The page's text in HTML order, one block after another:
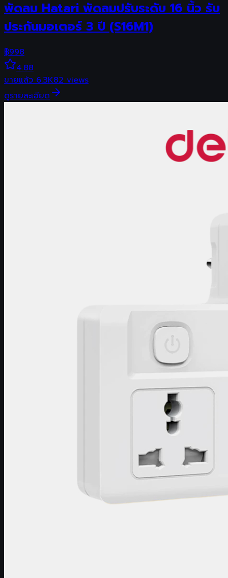
พัดลม Hatari พัดลมปรับระดับ 16 นิ้ว รับ
ประกันมอเตอร์ 3 ปี (S16M1)
฿998
4.88
ขายแล้ว6.3K82views
ดูรายละเอียด